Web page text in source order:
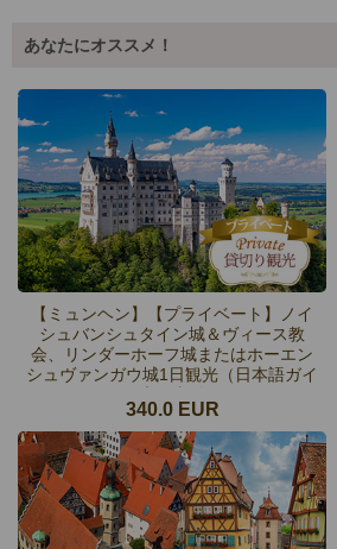
あなたにオススメ！
【ミュンヘン】【プライベート】ノイ
シュバンシュタイン城＆ヴィース教
会、リンダーホーフ城またはホーエン
シュヴァンガウ城1日観光（日本語ガイ
340.0 EUR